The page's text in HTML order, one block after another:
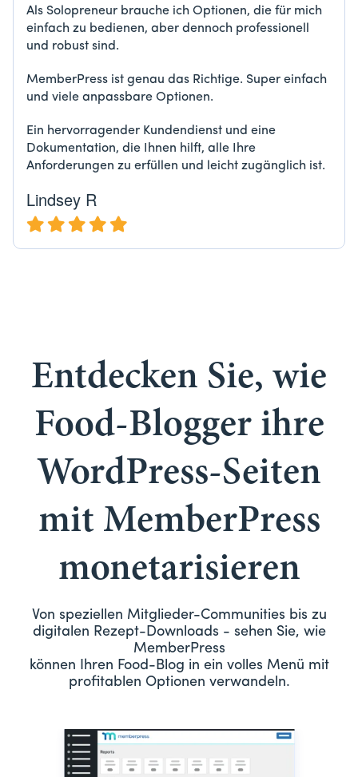
Als Solopreneur brauche ich Optionen, die für mich
einfach zu bedienen, aber dennoch professionell
und robust sind.
MemberPress ist genau das Richtige. Super einfach
und viele anpassbare Optionen.
Ein hervorragender Kundendienst und eine
Dokumentation, die Ihnen hilft, alle Ihre
Anforderungen zu erfüllen und leicht zugänglich ist.
Lindsey R
Entdecken Sie, wie
Food-Blogger ihre
WordPress-Seiten
mit MemberPress
monetarisieren
Von speziellen Mitglieder-Communities bis zu
digitalen Rezept-Downloads - sehen Sie, wie
MemberPress
können Ihren Food-Blog in ein volles Menü mit
profitablen Optionen verwandeln.